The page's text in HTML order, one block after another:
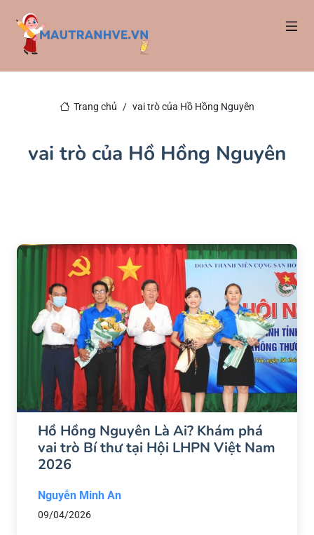
Trang chủ vai trò của Hồ Hồng Nguyên
vai trò của Hồ Hồng Nguyên
Hồ Hồng Nguyên Là Ai? Khám phá
vai trò Bí thư tại Hội LHPN Việt Nam
2026
Nguyễn Minh An
09/04/2026